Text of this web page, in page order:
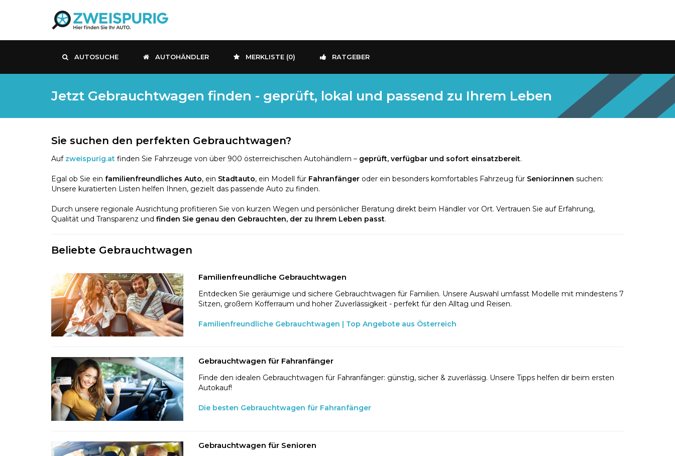
AUTOSUCHE AUTOHÄNDLER MERKLISTE (0) RATGEBER
Jetzt Gebrauchtwagen finden - geprüft, lokal und passend zu Ihrem Leben
Sie suchen den perfekten Gebrauchtwagen?
Auf zweispurig.at finden Sie Fahrzeuge von über 900 österreichischen Autohändlern – geprüft, verfügbar und sofort einsatzbereit.
Egal ob Sie ein familienfreundliches Auto, ein Stadtauto, ein Modell für Fahranfänger oder ein besonders komfortables Fahrzeug für Senior:innen suchen:
Unsere kuratierten Listen helfen Ihnen, gezielt das passende Auto zu finden.
Durch unsere regionale Ausrichtung profitieren Sie von kurzen Wegen und persönlicher Beratung direkt beim Händler vor Ort. Vertrauen Sie auf Erfahrung,
Qualität und Transparenz und finden Sie genau den Gebrauchten, der zu Ihrem Leben passt.
Beliebte Gebrauchtwagen
Familienfreundliche Gebrauchtwagen
Entdecken Sie geräumige und sichere Gebrauchtwagen für Familien. Unsere Auswahl umfasst Modelle mit mindestens 7
Sitzen, großem Kofferraum und hoher Zuverlässigkeit - perfekt für den Alltag und Reisen.
Familienfreundliche Gebrauchtwagen | Top Angebote aus Österreich
Gebrauchtwagen für Fahranfänger
Finde den idealen Gebrauchtwagen für Fahranfänger: günstig, sicher & zuverlässig. Unsere Tipps helfen dir beim ersten
Autokauf!
Die besten Gebrauchtwagen für Fahranfänger
Gebrauchtwagen für Senioren